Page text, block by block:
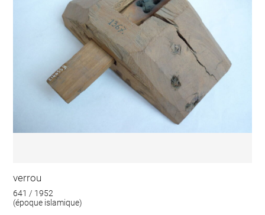
verrou
641 / 1952
(époque islamique)